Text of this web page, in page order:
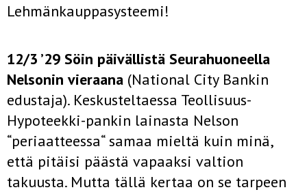
Lehmänkauppasysteemi!
12/3 ’29 Söin päivällistä Seurahuoneella
Nelsonin vieraana (National City Bankin
edustaja). Keskusteltaessa Teollisuus-
Hypoteekki-pankin lainasta Nelson
“periaatteessa“ samaa mieltä kuin minä,
että pitäisi päästä vapaaksi valtion
takuusta. Mutta tällä kertaa on se tarpeen